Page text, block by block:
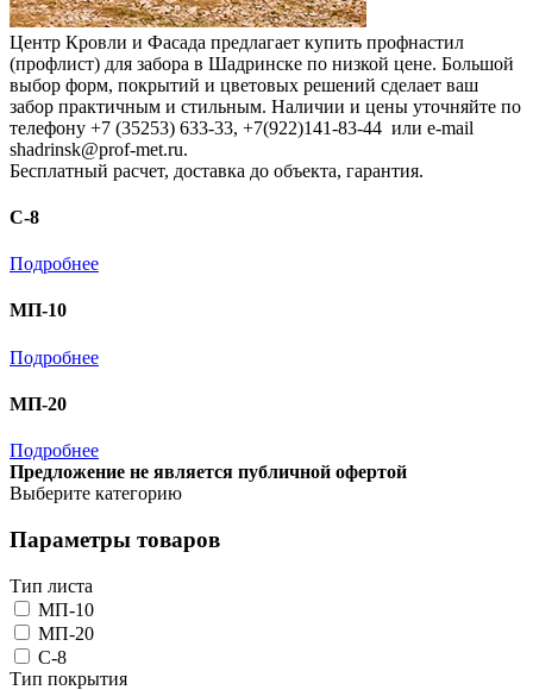
Центр Кровли и Фасада предлагает купить профнастил
(профлист) для забора в Шадринске по низкой цене. Большой
выбор форм, покрытий и цветовых решений сделает ваш
забор практичным и стильным. Наличии и цены уточняйте по
телефону +7 (35253) 633-33, +7(922)141-83-44 или e-mail
shadrinsk@prof-met.ru.
Бесплатный расчет, доставка до объекта, гарантия.
С-8
Подробнее
МП-10
Подробнее
МП-20
Подробнее
Предложение не является публичной офертой
Выберите категорию
Параметры товаров
Тип листа
МП-10
МП-20
С-8
Тип покрытия